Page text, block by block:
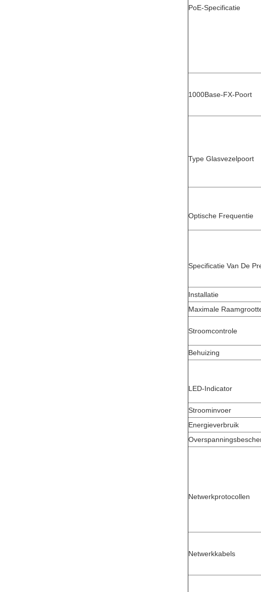
PoE-Specificatie
1000Base-FX-Poort
Type Glasvezelpoort
Optische Frequentie
Specificatie Van De
Installatie
Maximale
Stroomcontrole
Behuizing
LED-Indicator
Stroominvoer
Energieverbruik
Netwerkprotocollen
Netwerkkabels